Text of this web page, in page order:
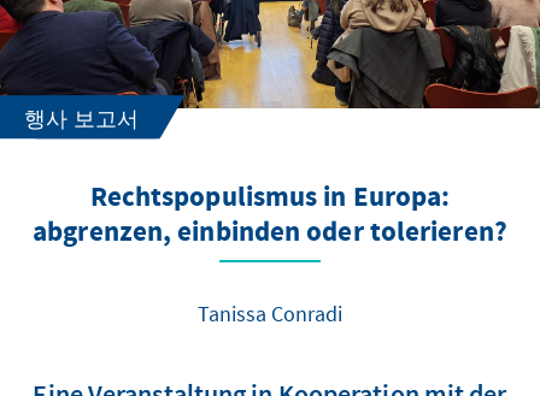
행사 보고서
Rechtspopulismus in Europa:
abgrenzen, einbinden oder tolerieren?
Tanissa Conradi